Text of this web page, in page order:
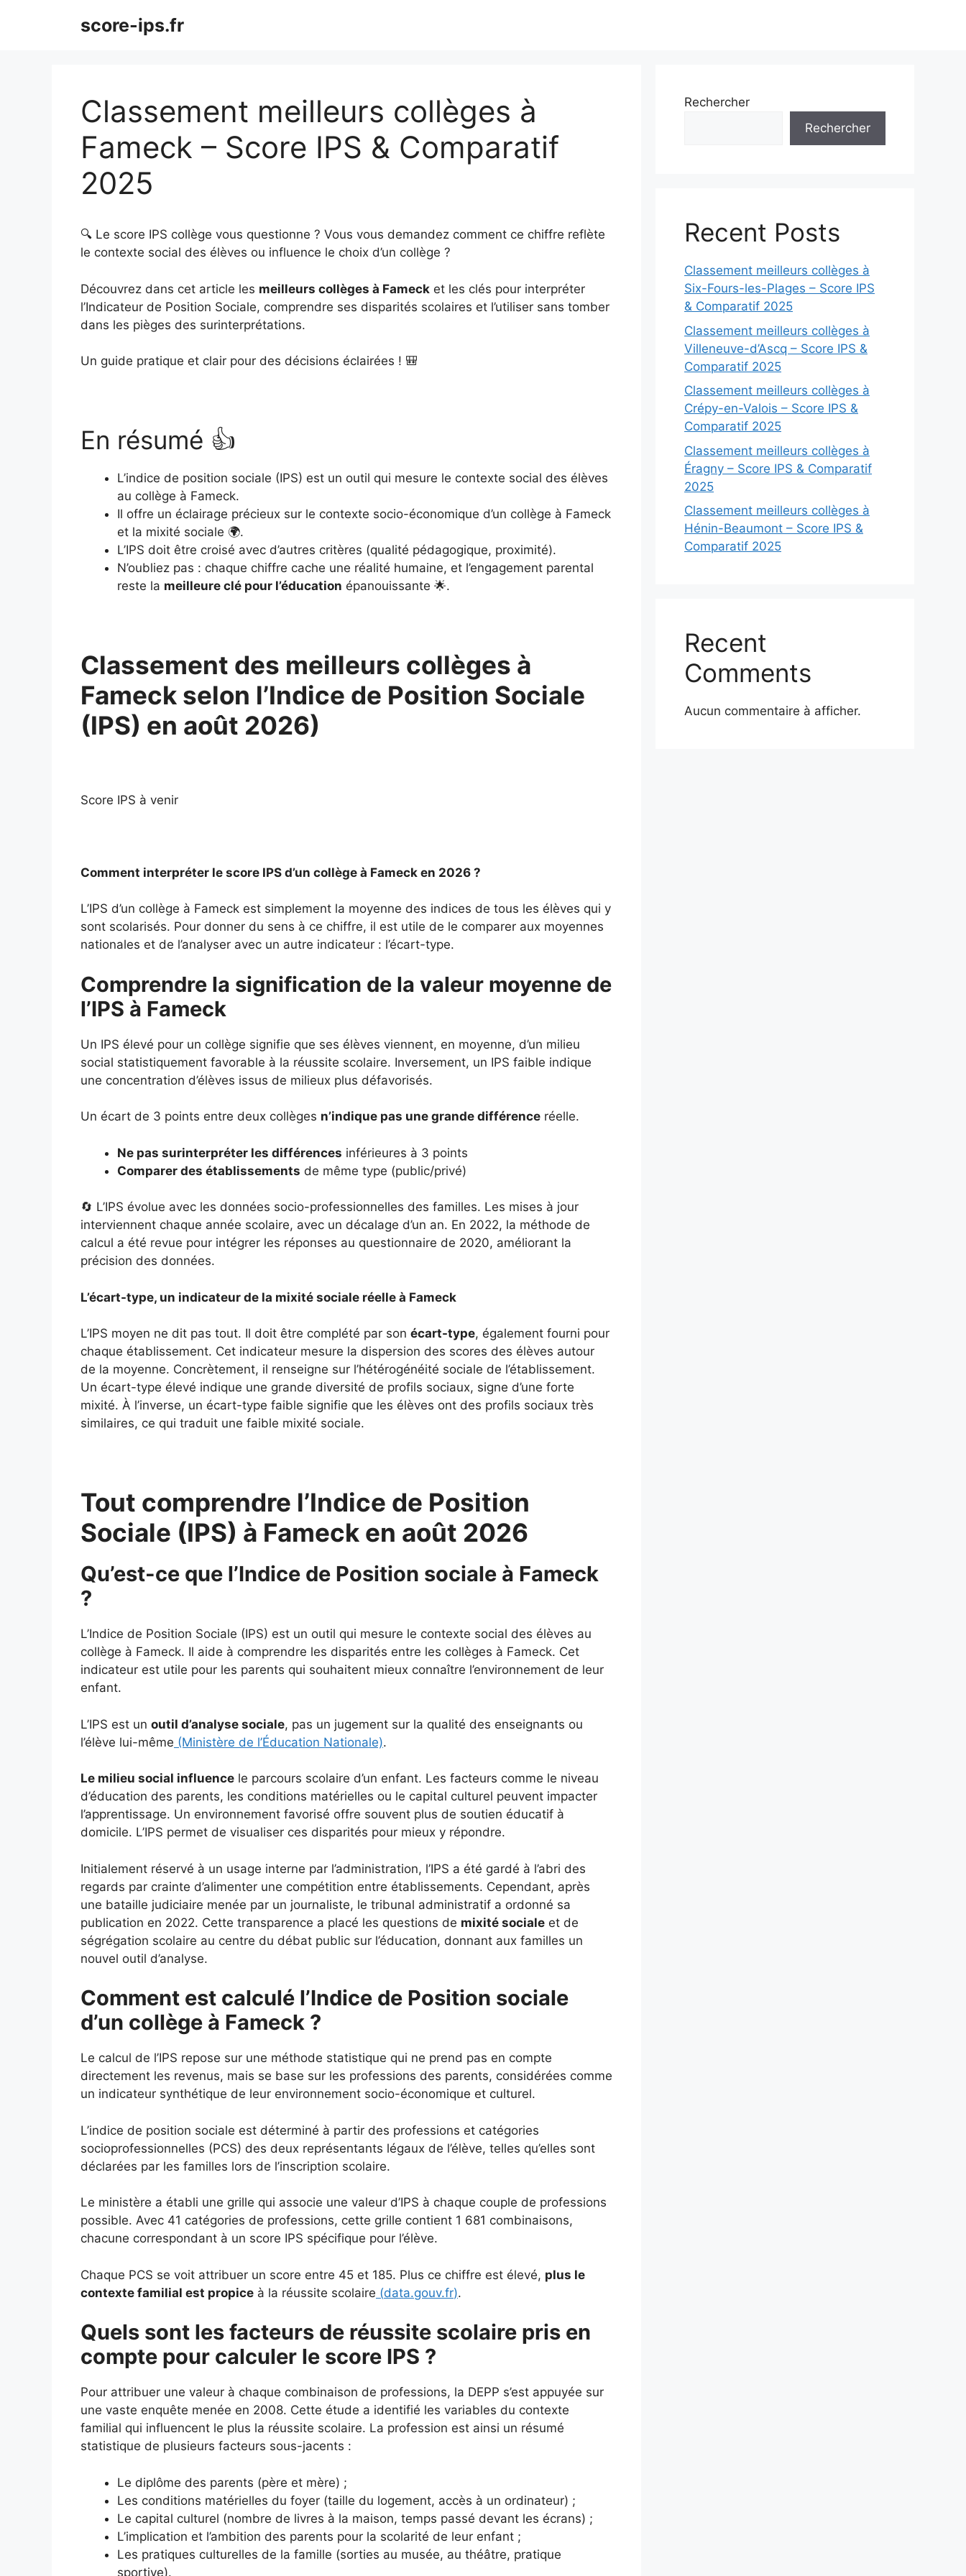
score-ips.fr
Classement meilleurs collèges à
Fameck – Score IPS & Comparatif
2025
🔍 Le score IPS collège vous questionne ? Vous vous demandez comment ce chiffre reflète
le contexte social des élèves ou influence le choix d’un collège ?
Découvrez dans cet article les meilleurs collèges à Fameck et les clés pour interpréter
l’Indicateur de Position Sociale, comprendre ses disparités scolaires et l’utiliser sans tomber
dans les pièges des surinterprétations.
Un guide pratique et clair pour des décisions éclairées ! 🎒
En résumé 👍
L’indice de position sociale (IPS) est un outil qui mesure le contexte social des élèves
au collège à Fameck.
Il offre un éclairage précieux sur le contexte socio-économique d’un collège à Fameck
et la mixité sociale 🌍.
L’IPS doit être croisé avec d’autres critères (qualité pédagogique, proximité).
N’oubliez pas : chaque chiffre cache une réalité humaine, et l’engagement parental
reste la meilleure clé pour l’éducation épanouissante 🌟.
Classement des meilleurs collèges à
Fameck selon l’Indice de Position Sociale
(IPS) en août 2026)
Score IPS à venir
Comment interpréter le score IPS d’un collège à Fameck en 2026 ?
L’IPS d’un collège à Fameck est simplement la moyenne des indices de tous les élèves qui y
sont scolarisés. Pour donner du sens à ce chiffre, il est utile de le comparer aux moyennes
nationales et de l’analyser avec un autre indicateur : l’écart-type.
Comprendre la signification de la valeur moyenne de
l’IPS à Fameck
Un IPS élevé pour un collège signifie que ses élèves viennent, en moyenne, d’un milieu
social statistiquement favorable à la réussite scolaire. Inversement, un IPS faible indique
une concentration d’élèves issus de milieux plus défavorisés.
Un écart de 3 points entre deux collèges n’indique pas une grande différence réelle.
Ne pas surinterpréter les différences inférieures à 3 points
Comparer des établissements de même type (public/privé)
🔄 L’IPS évolue avec les données socio-professionnelles des familles. Les mises à jour
interviennent chaque année scolaire, avec un décalage d’un an. En 2022, la méthode de
calcul a été revue pour intégrer les réponses au questionnaire de 2020, améliorant la
précision des données.
L’écart-type, un indicateur de la mixité sociale réelle à Fameck
L’IPS moyen ne dit pas tout. Il doit être complété par son écart-type, également fourni pour
chaque établissement. Cet indicateur mesure la dispersion des scores des élèves autour
de la moyenne. Concrètement, il renseigne sur l’hétérogénéité sociale de l’établissement.
Un écart-type élevé indique une grande diversité de profils sociaux, signe d’une forte
mixité. À l’inverse, un écart-type faible signifie que les élèves ont des profils sociaux très
similaires, ce qui traduit une faible mixité sociale.
Tout comprendre l’Indice de Position
Sociale (IPS) à Fameck en août 2026
Qu’est-ce que l’Indice de Position sociale à Fameck
?
L’Indice de Position Sociale (IPS) est un outil qui mesure le contexte social des élèves au
collège à Fameck. Il aide à comprendre les disparités entre les collèges à Fameck. Cet
indicateur est utile pour les parents qui souhaitent mieux connaître l’environnement de leur
enfant.
L’IPS est un outil d’analyse sociale, pas un jugement sur la qualité des enseignants ou
l’élève lui-même (Ministère de l’Éducation Nationale).
Le milieu social influence le parcours scolaire d’un enfant. Les facteurs comme le niveau
d’éducation des parents, les conditions matérielles ou le capital culturel peuvent impacter
l’apprentissage. Un environnement favorisé offre souvent plus de soutien éducatif à
domicile. L’IPS permet de visualiser ces disparités pour mieux y répondre.
Initialement réservé à un usage interne par l’administration, l’IPS a été gardé à l’abri des
regards par crainte d’alimenter une compétition entre établissements. Cependant, après
une bataille judiciaire menée par un journaliste, le tribunal administratif a ordonné sa
publication en 2022. Cette transparence a placé les questions de mixité sociale et de
ségrégation scolaire au centre du débat public sur l’éducation, donnant aux familles un
nouvel outil d’analyse.
Comment est calculé l’Indice de Position sociale
d’un collège à Fameck ?
Le calcul de l’IPS repose sur une méthode statistique qui ne prend pas en compte
directement les revenus, mais se base sur les professions des parents, considérées comme
un indicateur synthétique de leur environnement socio-économique et culturel.
L’indice de position sociale est déterminé à partir des professions et catégories
socioprofessionnelles (PCS) des deux représentants légaux de l’élève, telles qu’elles sont
déclarées par les familles lors de l’inscription scolaire.
Le ministère a établi une grille qui associe une valeur d’IPS à chaque couple de professions
possible. Avec 41 catégories de professions, cette grille contient 1 681 combinaisons,
chacune correspondant à un score IPS spécifique pour l’élève.
Chaque PCS se voit attribuer un score entre 45 et 185. Plus ce chiffre est élevé, plus le
contexte familial est propice à la réussite scolaire (data.gouv.fr).
Quels sont les facteurs de réussite scolaire pris en
compte pour calculer le score IPS ?
Pour attribuer une valeur à chaque combinaison de professions, la DEPP s’est appuyée sur
une vaste enquête menée en 2008. Cette étude a identifié les variables du contexte
familial qui influencent le plus la réussite scolaire. La profession est ainsi un résumé
statistique de plusieurs facteurs sous-jacents :
Le diplôme des parents (père et mère) ;
Les conditions matérielles du foyer (taille du logement, accès à un ordinateur) ;
Le capital culturel (nombre de livres à la maison, temps passé devant les écrans) ;
L’implication et l’ambition des parents pour la scolarité de leur enfant ;
Les pratiques culturelles de la famille (sorties au musée, au théâtre, pratique
sportive).
Rechercher
Rechercher
Recent Posts
Classement meilleurs collèges à
Six-Fours-les-Plages – Score IPS
& Comparatif 2025
Classement meilleurs collèges à
Villeneuve-d’Ascq – Score IPS &
Comparatif 2025
Classement meilleurs collèges à
Crépy-en-Valois – Score IPS &
Comparatif 2025
Classement meilleurs collèges à
Éragny – Score IPS & Comparatif
2025
Classement meilleurs collèges à
Hénin-Beaumont – Score IPS &
Comparatif 2025
Recent
Comments
Aucun commentaire à afficher.